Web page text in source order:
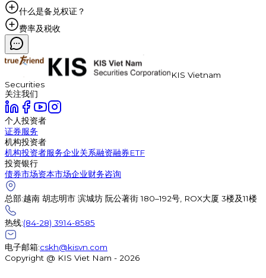
什么是备兑权证？
费率及税收
KIS Vietnam
Securities
关注我们
个人投资者
证券服务
机构投资者
机构投资者服务企业关系融资融券ETF
投资银行
债券市场资本市场企业财务咨询
总部:越南 胡志明市 滨城坊 阮公著街 180–192号, ROX大厦 3楼及11楼
热线:(84-28) 3914-8585
电子邮箱:cskh@kisvn.com
Copyright @ KIS Viet Nam - 2026